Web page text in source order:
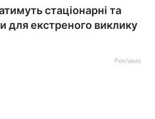
стаціонарні та
для екстреного виклику
Реклама